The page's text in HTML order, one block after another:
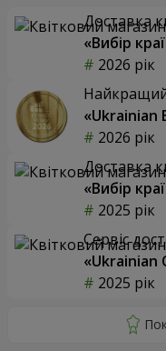
Доставка
«Вибір
2026 рік
«Ukrainian
2026 рік
Доставка
«Вибір
2025 рік
Сервіс
«Ukrainian
2025 рік